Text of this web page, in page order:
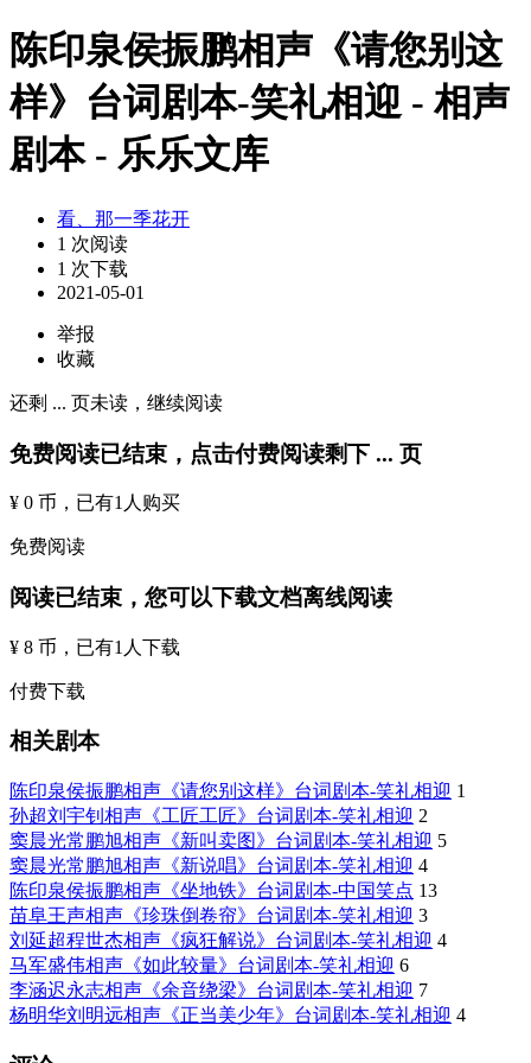
陈印泉侯振鹏相声《请您别这
样》台词剧本-笑礼相迎 - 相声
剧本 - 乐乐文库
看、那一季花开
1 次阅读
1 次下载
2021-05-01
举报
收藏
还剩 ... 页未读， 继续阅读
免费阅读已结束，点击付费阅读剩下 ... 页
¥ 0 币 ，已有1 人购买
免费阅读
阅读已结束，您可以下载文档离线阅读
¥ 8 币 ，已有1 人下载
付费下载
相关剧本
陈印泉侯振鹏相声《请您别这样》台词剧本-笑礼相迎 1
孙超刘宇钊相声《工匠工匠》台词剧本-笑礼相迎 2
窦晨光常鹏旭相声《新叫卖图》台词剧本-笑礼相迎 5
窦晨光常鹏旭相声《新说唱》台词剧本-笑礼相迎 4
陈印泉侯振鹏相声《坐地铁》台词剧本-中国笑点 13
苗阜王声相声《珍珠倒卷帘》台词剧本-笑礼相迎 3
刘延超程世杰相声《疯狂解说》台词剧本-笑礼相迎 4
马军盛伟相声《如此较量》台词剧本-笑礼相迎 6
李涵迟永志相声《余音绕梁》台词剧本-笑礼相迎 7
杨明华刘明远相声《正当美少年》台词剧本-笑礼相迎 4